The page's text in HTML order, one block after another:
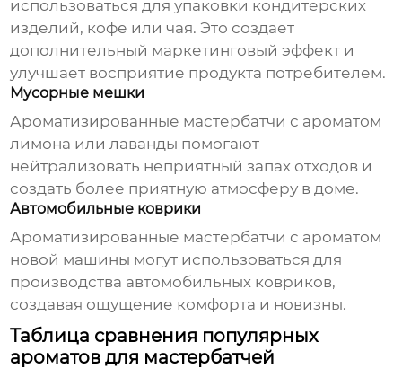
использоваться для упаковки кондитерских
изделий, кофе или чая. Это создает
дополнительный маркетинговый эффект и
улучшает восприятие продукта потребителем.
Мусорные мешки
Ароматизированные мастербатчи с ароматом
лимона или лаванды помогают
нейтрализовать неприятный запах отходов и
создать более приятную атмосферу в доме.
Автомобильные коврики
Ароматизированные мастербатчи с ароматом
новой машины могут использоваться для
производства автомобильных ковриков,
создавая ощущение комфорта и новизны.
Таблица сравнения популярных
ароматов для мастербатчей